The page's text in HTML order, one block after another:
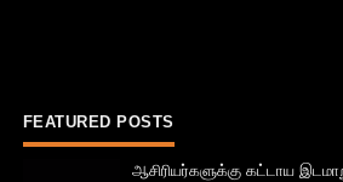
FEATURED POSTS
ஆசிரியர்களுக்கு கட்டாய